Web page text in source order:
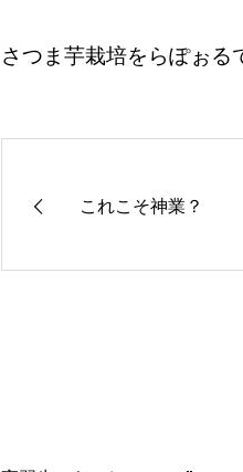
さつま芋栽培をらぽぉる
これこそ神業？